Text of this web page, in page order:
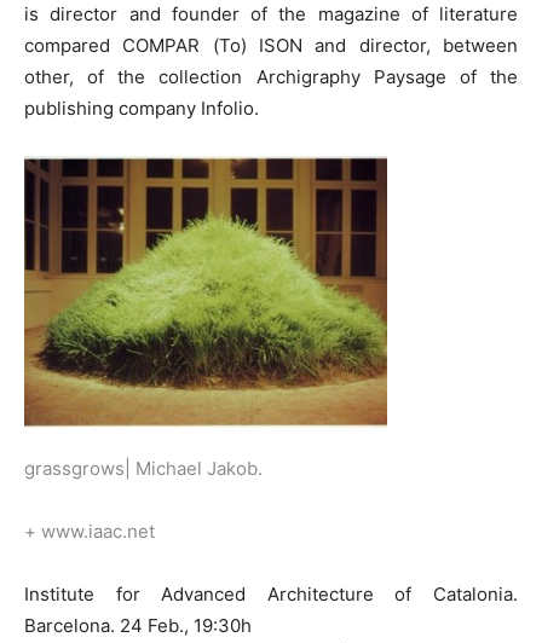
is director and founder of the magazine of literature
compared COMPAR (To) ISON and director, between
other, of the collection Archigraphy Paysage of the
publishing company Infolio.
grassgrows| Michael Jakob.
+ www.iaac.net
Institute for Advanced Architecture of Catalonia.
Barcelona. 24 Feb., 19:30h